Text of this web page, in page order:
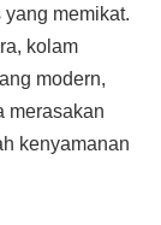
memikat.
kolam
modern,
merasakan
kenyamanan